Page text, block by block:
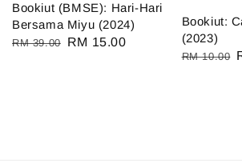
Bookiut (BMSE): Hari-Hari
Bersama Miyu (2024)
Regular
RM 39.00
Sale
RM 15.00
Bookiut:
(2023)
Regular
RM 10.00